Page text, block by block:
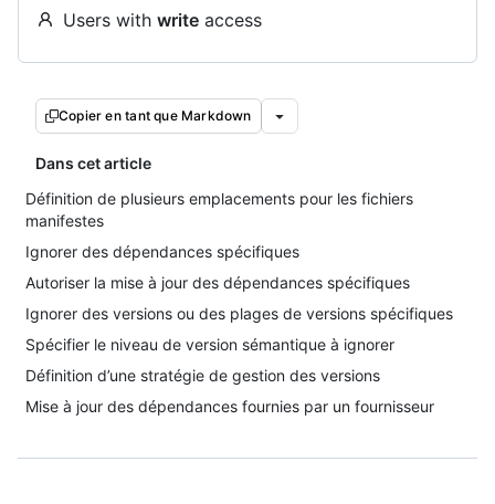
Users with write access
Copier en tant que Markdown
Dans cet article
Définition de plusieurs emplacements pour les fichiers
manifestes
Ignorer des dépendances spécifiques
Autoriser la mise à jour des dépendances spécifiques
Ignorer des versions ou des plages de versions spécifiques
Spécifier le niveau de version sémantique à ignorer
Définition d’une stratégie de gestion des versions
Mise à jour des dépendances fournies par un fournisseur